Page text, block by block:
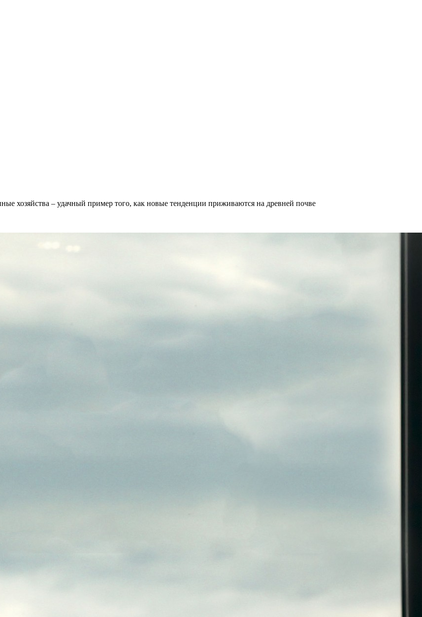
хозяйства – удачный пример того, как новые тенденции приживаются на древней почве